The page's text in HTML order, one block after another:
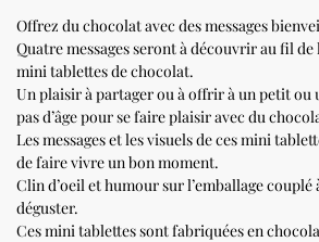
Offrez du chocolat avec des messages
Quatre messages seront à découvrir au fil de
mini tablettes de chocolat.
Un plaisir à partager ou à offrir à un petit ou
pas d’âge pour se faire plaisir avec du
Les messages et les visuels de ces mini
de faire vivre un bon moment.
Clin d’oeil et humour sur l’emballage
déguster.
Ces mini tablettes sont fabriquées en